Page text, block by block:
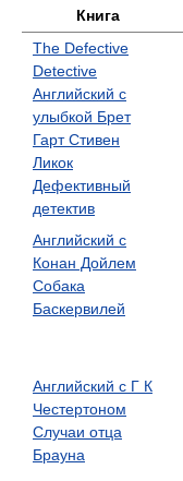
Книга
The Defective
Detective
Английский с
улыбкой Брет
Гарт Стивен
Ликок
Дефективный
детектив
Английский с
Конан Дойлем
Собака
Баскервилей
Английский с Г К
Честертоном
Случаи отца
Брауна